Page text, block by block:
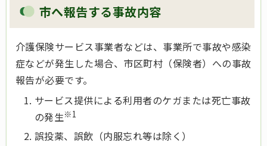
市へ報告する事故内容
介護保険サービス事業者などは、事業所で事故や感染
症などが発生した場合、市区町村（保険者）への事故
報告が必要です。
サービス提供による利用者のケガまたは死亡事故
の発生※1
誤投薬、誤飲（内服忘れ等は除く）